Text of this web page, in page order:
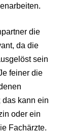
die
da die
sein
feiner die
das kann ein
oder ein
Fachärzte.